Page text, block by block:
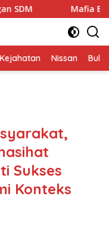
Mafia Busuk Institusi
Kejahatan Nissan
Sukses
Konteks